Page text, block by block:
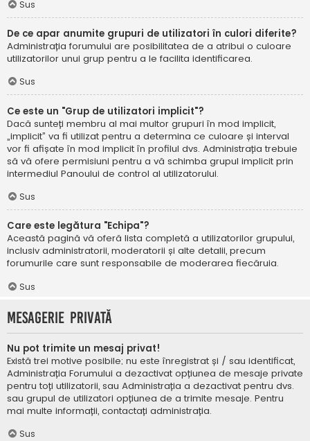
Sus
De ce apar anumite grupuri de utilizatori în culori diferite?
Administrația forumului are posibilitatea de a atribui o culoare
utilizatorilor unui grup pentru a le facilita identificarea.
Sus
Ce este un "Grup de utilizatori implicit"?
Dacă sunteți membru al mai multor grupuri în mod implicit,
„implicit” va fi utilizat pentru a determina ce culoare și interval
vor fi afișate în mod implicit în profilul dvs. Administrația trebuie
să vă ofere permisiuni pentru a vă schimba grupul implicit prin
intermediul Panoului de control al utilizatorului.
Sus
Care este legătura "Echipa"?
Această pagină vă oferă lista completă a utilizatorilor grupului,
inclusiv administratorii, moderatorii și alte detalii, precum
forumurile care sunt responsabile de moderarea fiecăruia.
Sus
Mesagerie privată
Nu pot trimite un mesaj privat!
Există trei motive posibile; nu este înregistrat și / sau identificat,
Administrația Forumului a dezactivat opțiunea de mesaje private
pentru toți utilizatorii, sau Administrația a dezactivat pentru dvs.
sau grupul de utilizatori opțiunea de a trimite mesaje. Pentru
mai multe informații, contactați administrația.
Sus